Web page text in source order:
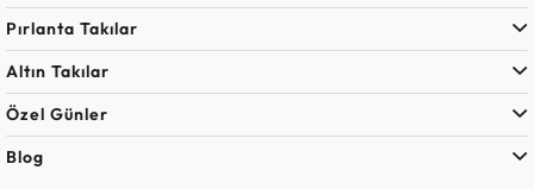
Pırlanta Takılar
Altın Takılar
Özel Günler
Blog